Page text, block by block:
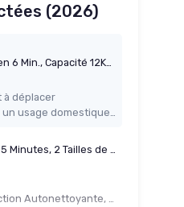
(2026)
Machine à Glaçons de Comptoir, 8 Glaçons en 6 Min., Capacité 12KG/24H, 2 Tailles, Machine à Glacon Portable avec Auto-Nettoyage, Idéale Maison, Cuisine, Bureau, Bar Noir
à déplacer
Production de glaçons assez rapide pour un usage domestique (petits groupes, apéros)